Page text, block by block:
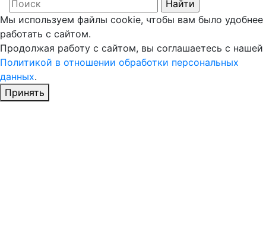
Мы используем файлы cookie, чтобы вам было удобнее
работать с сайтом.
Продолжая работу с сайтом, вы соглашаетесь с нашей
Политикой в отношении обработки персональных
данных.
Принять